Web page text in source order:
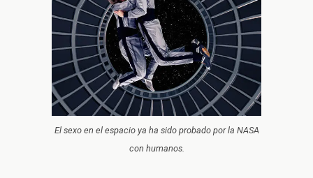
El sexo en el espacio ya ha sido probado por la NASA
con humanos.